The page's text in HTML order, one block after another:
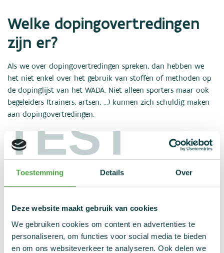
TEST
Toestemming Details Over
Deze website maakt gebruik van cookies
We gebruiken cookies om content en advertenties te
personaliseren, om functies voor social media te bieden
en om ons websiteverkeer te analyseren. Ook delen we
Statistieken
Links
Contact
Welke dopingovertredingen
zijn er?
Als we over dopingovertredingen spreken, dan hebben we
het niet enkel over het gebruik van stoffen of methoden op
de dopinglijst van het WADA. Niet alleen sporters maar ook
begeleiders (trainers, artsen, ...) kunnen zich schuldig maken
aan dopingovertredingen.
Er zijn in totaal 11
dopingovertredingen:
Aanwezigheid van verboden stoffen of
methoden